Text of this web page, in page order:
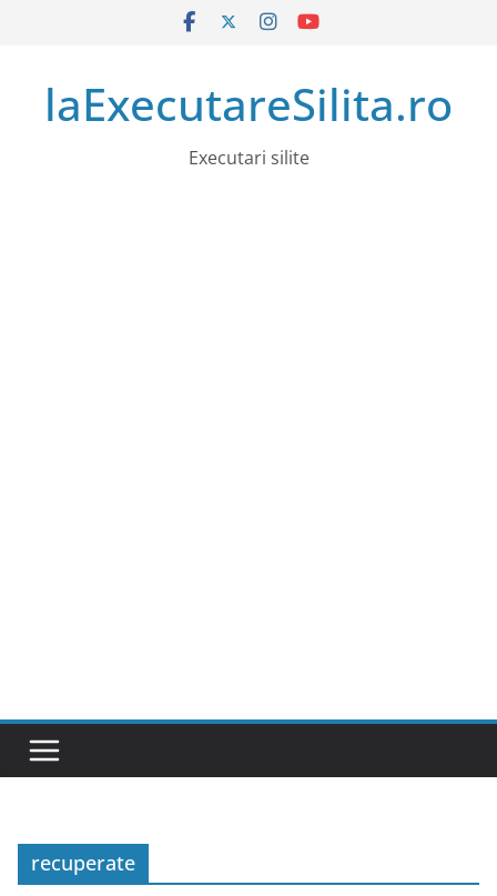
laExecutareSilita.ro
Executari silite
recuperate